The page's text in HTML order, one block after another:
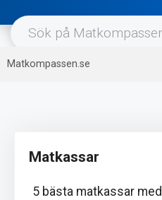
Matkompassen.se
Matkassar
5 bästa matkassar